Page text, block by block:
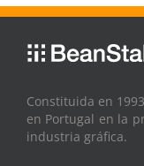
Constituida en
en Portugal en la
industria gráfica.